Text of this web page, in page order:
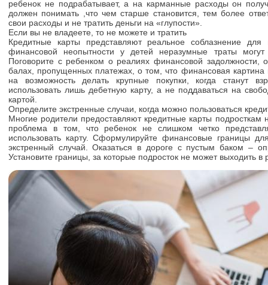
ребенок не подрабатывает, а на карманные расходы он
должен понимать ,что чем старше становится, тем более
свои расходы и не тратить деньги на «глупости».
Если вы не владеете, то не можете и тратить
Кредитные карты представляют реальное соблазнение
финансовой неопытности у детей неразумные траты могут
Поговорите с ребенком о реалиях финансовой задолжности,
балах, пропущенных платежах, о том, что финансовая картина
на возможность делать крупные покупки, когда станут
использовать лишь дебетную карту, а не поддаваться на
картой.
Определите экстренные случаи, когда можно пользоваться
Многие родители предоставляют кредитные карты
проблема в том, что ребенок не слишком четко
использовать карту. Сформулируйте финансовые границы
экстренный случай. Оказаться в дороге с пустым баком –
Установите границы, за которые подросток не может выходить в